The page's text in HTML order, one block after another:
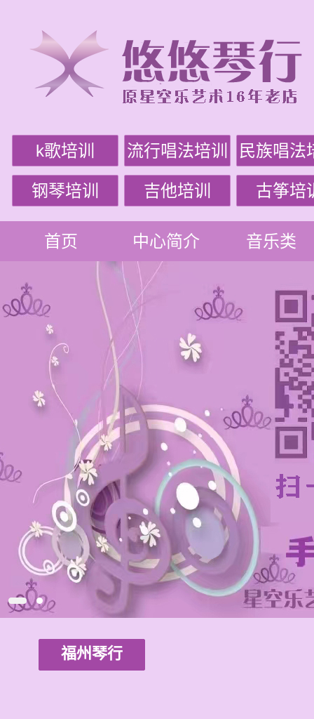
k歌培训 流行唱法培训 民族唱法
钢琴培训 吉他培训 古筝培
首页 中心简介 音乐类
福州琴行